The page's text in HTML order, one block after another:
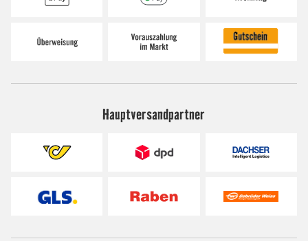
Hauptversandpartner